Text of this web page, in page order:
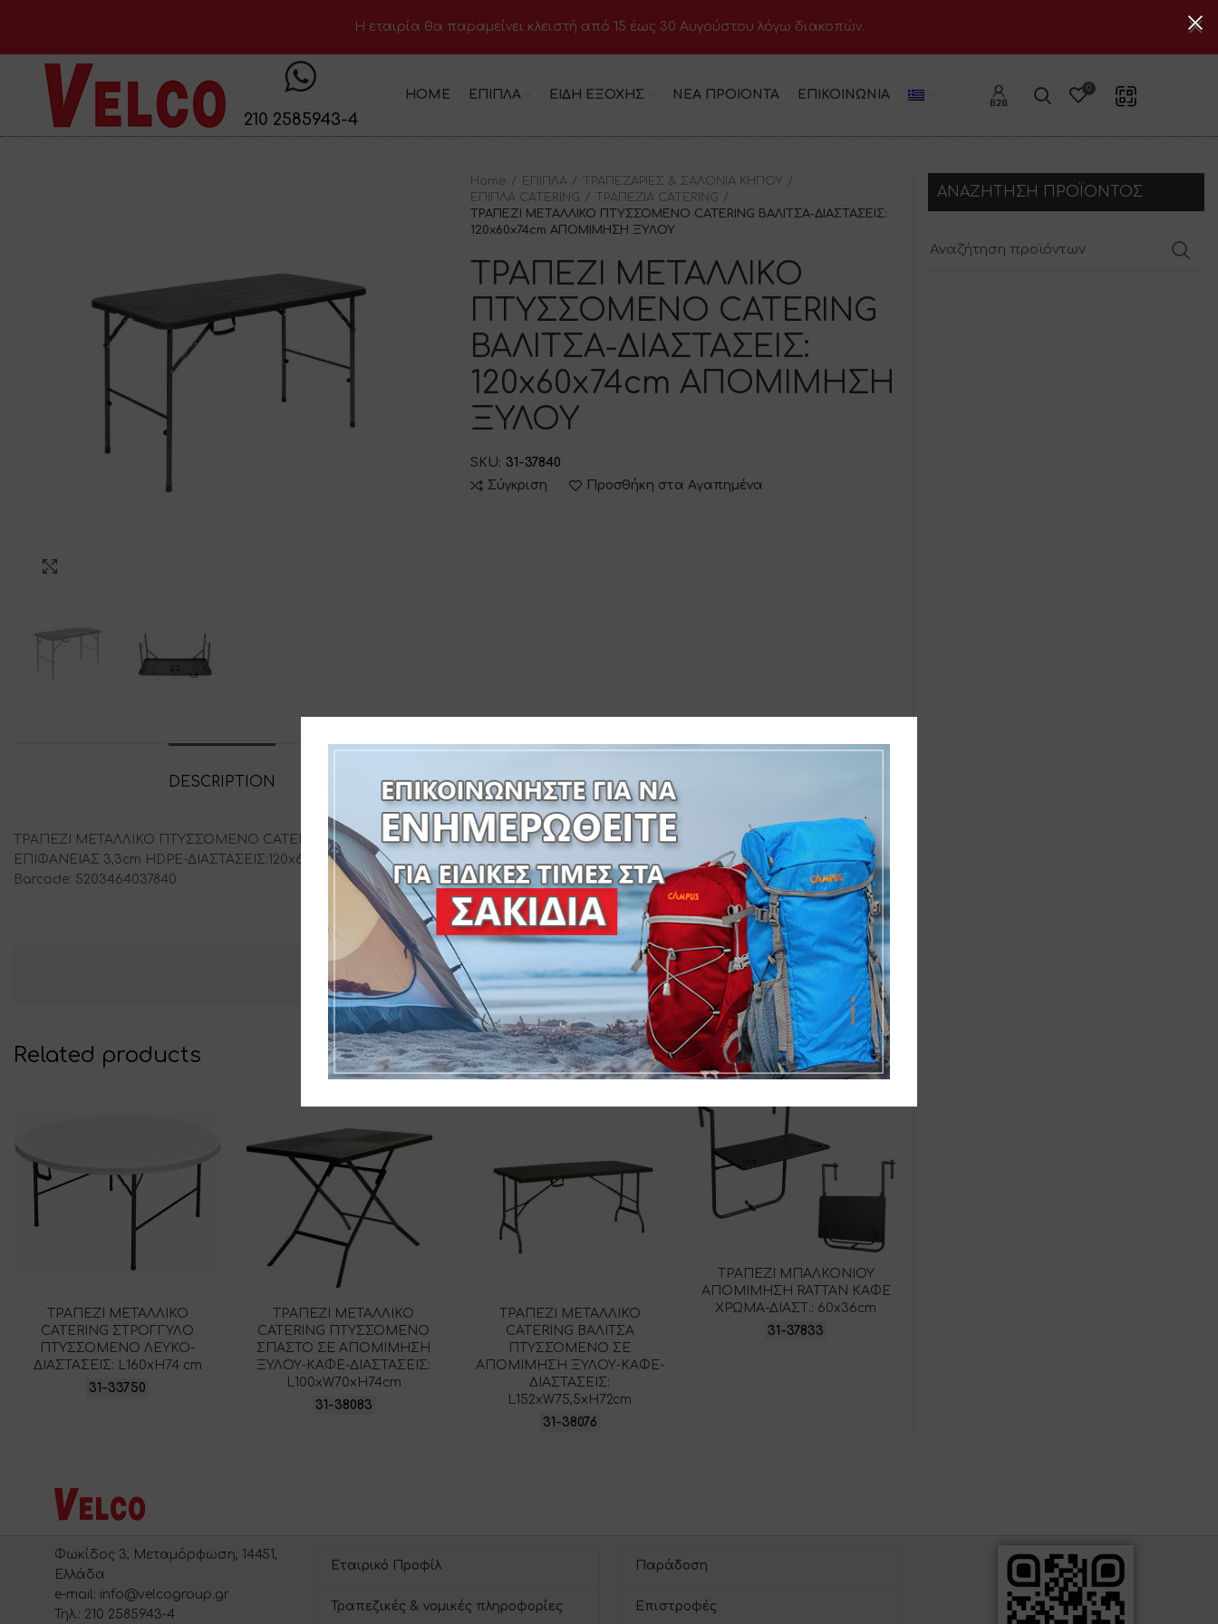
210 2585943-4
HOME ΕΠΙΠΛΑ ΕΙΔΗ ΕΞΟΧΗΣ ΝΕΑ ΠΡΟΙΟΝΤΑ ΕΠΙΚΟΙΝΩΝΊΑ 0
Home ΕΠΙΠΛΑ
ΤΡΑΠΕΖΑΡΙΕΣ & ΣΑΛΟΝΙΑ ΚΗΠΟΥ
ΕΠΙΠΛΑ CATERING
ΤΡΑΠΕΖΙΑ CATERING
ΤΡΑΠΕΖΙ ΜΕΤΑΛΛΙΚΟ ΠΤΥΣΣΟΜΕΝΟ CATERING ΒΑΛΙΤΣΑ-ΔΙΑΣΤΑΣΕΙΣ:
120x60x74cm ΑΠΟΜΙΜΗΣΗ ΞΥΛΟΥ
ΤΡΑΠΕΖΙ ΜΕΤΑΛΛΙΚΟ
ΠΤΥΣΣΟΜΕΝΟ CATERING
ΒΑΛΙΤΣΑ-ΔΙΑΣΤΑΣΕΙΣ:
120x60x74cm ΑΠΟΜΙΜΗΣΗ
ΞΥΛΟΥ
SKU: 31-37840
Σύγκριση
Προσθήκη στα Αγαπημένα
DESCRIPTION ADDITIONAL INFORMATION ΔΙΑΔΙΚΑΣΙΑ ΠΑΡΑΓΓΕΛΙΑΣ
ΤΡΑΠΕΖΙ ΜΕΤΑΛΛΙΚΟ ΠΤΥΣΣΟΜΕΝΟ CATERING ΒΑΛΙΤΣΑ ΑΠΟΜΙΜΗΣΗ ΞΥΛΟΥ-ΔΙΑΤΟΜΗ ΣΩΛΗΝΑ 22x1mm – ΠΑΧΟΣ
ΕΠΙΦΑΝΕΙΑΣ 3,3cm HDPE-ΔΙΑΣΤΑΣΕΙΣ:120x60x74cm-
Barcode: 5203464037840
SKU:31-37840
Related products
ΤΡΑΠΕΖΙ ΜΕΤΑΛΛΙΚΟ
CATERING ΣΤΡΟΓΓΥΛΟ
ΠΤΥΣΣΟΜΕΝΟ ΛΕΥΚΟ-
ΔΙΑΣΤΑΣΕΙΣ: L160xH74 cm
31-33750
ΤΡΑΠΕΖΙ ΜΕΤΑΛΛΙΚΟ
CATERING ΠΤΥΣΣΟΜΕΝΟ
ΣΠΑΣΤΟ ΣΕ ΑΠΟΜΙΜΗΣΗ
ΞΥΛΟΥ-ΚΑΦΕ-ΔΙΑΣΤΑΣΕΙΣ:
L100xW70xH74cm
31-38083
ΤΡΑΠΕΖΙ ΜΕΤΑΛΛΙΚΟ
CATERING ΒΑΛΙΤΣΑ
ΠΤΥΣΣΟΜΕΝΟ ΣΕ
ΑΠΟΜΙΜΗΣΗ ΞΥΛΟΥ-ΚΑΦΕ-
ΔΙΑΣΤΑΣΕΙΣ:
L152xW75,5xH72cm
31-38076
ΤΡΑΠΕΖΙ ΜΠΑΛΚΟΝΙΟΥ
ΑΠΟΜΙΜΗΣΗ RATTAN ΚΑΦΕ
ΧΡΩΜΑ-ΔΙΑΣΤ.: 60x36cm
31-37833
ΑΝΑΖΗΤΗΣΗ ΠΡΟΪΟΝΤΟΣ
Φωκίδος 3, Μεταμόρφωση, 14451,
Ελλάδα
e-mail: info@velcogroup.gr
Τηλ.: 210 2585943-4
Εταιρικό Προφίλ
Τραπεζικές & νομικές πληροφορίες
Παράδοση
Επιστροφές
H εταιρία θα παραμείνει κλειστή από 15 έως 30 Αυγούστου λόγω διακοπών.